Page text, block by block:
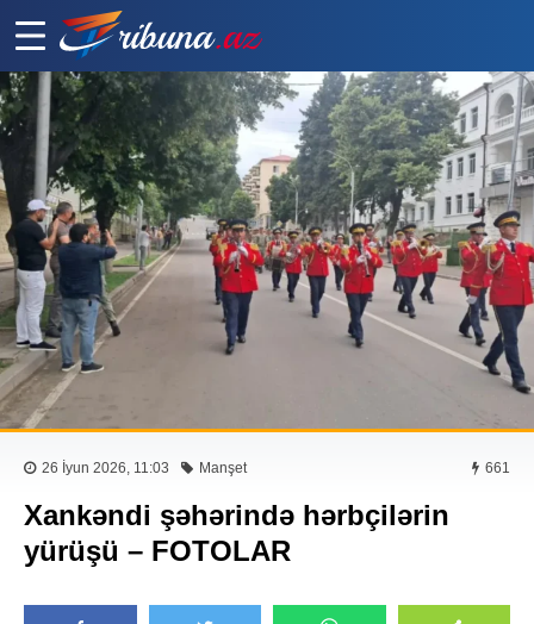
26 İyun 2026, 11:03 Manşet 661
Xankəndi şəhərində hərbçilərin
yürüşü – FOTOLAR